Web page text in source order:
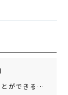
譲渡所得から3,000万円を特別控除することができる空き家特例制度をご存知ですか